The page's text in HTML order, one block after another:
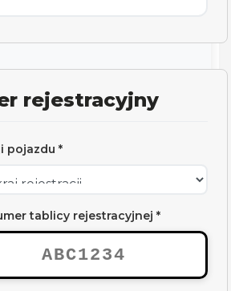
rejestracyjny
pojazdu *
tablicy rejestracyjnej *